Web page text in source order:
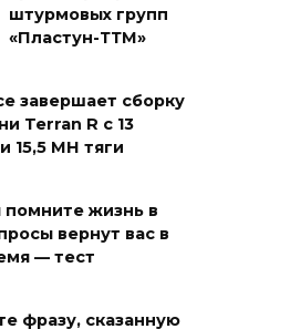
штурмовых групп
«Пластун-ТТМ»
завершает сборку
Terran R с 13
15,5 МН тяги
жизнь в
вернут вас в
— тест
фразу, сказанную